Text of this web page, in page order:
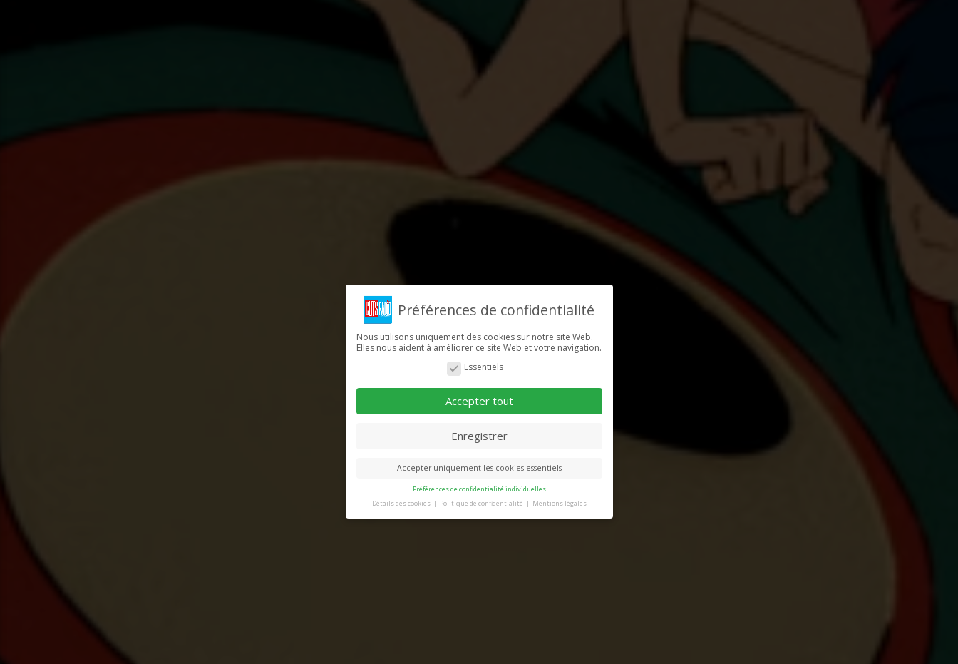
Préférences de confidentialité
Nous utilisons uniquement des cookies sur notre site Web.
Elles nous aident à améliorer ce site Web et votre navigation.
Essentiels
Accepter tout
Enregistrer
Accepter uniquement les cookies essentiels
Préférences de confidentialité individuelles
Détails des cookies
Politique de confidentialité Mentions légales
Préférence de confidentialité